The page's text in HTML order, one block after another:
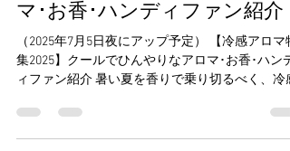
Youtube登録｜【冷感アロマ特
2025】クールでひんやりなア
マ･お香･ハンディファン紹介
集2025】クールでひんやりなアロマ･お香･ハンデ
ィファン紹介 暑い夏を香りで乗り切るべく、冷感